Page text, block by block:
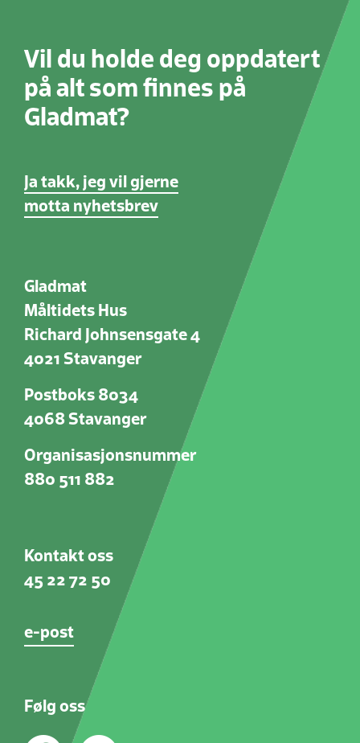
Vil du holde deg oppdatert
på alt som finnes på
Gladmat?
Ja takk, jeg vil gjerne
motta nyhetsbrev
Gladmat
Måltidets Hus
Richard Johnsensgate 4
4021 Stavanger
Postboks 8034
4068 Stavanger
Organisasjonsnummer
880 511 882
Kontakt oss
45 22 72 50
e-post
Følg oss